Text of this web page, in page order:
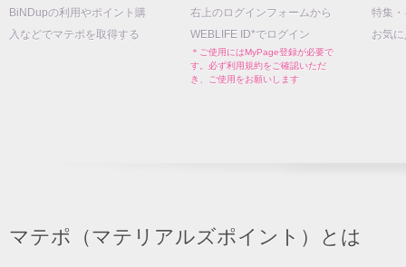
BiNDupの利用やポイント購
入などでマテポを取得する
右上のログインフォームから
WEBLIFE ID*でログイン
＊ご使用にはMyPage登録が必要で
す。必ず利用規約をご確認いただ
き、ご使用をお願いします
特集
お気
マテポ（マテリアルズポイント）とは